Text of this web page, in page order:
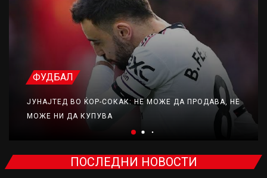
ФУДБАЛ
ЈУНАЈТЕД ВО ЌОР-СОКАК: НЕ МОЖЕ ДА ПРОДАВА, НЕ
МОЖЕ НИ ДА КУПУВА
ПОСЛЕДНИ НОВОСТИ